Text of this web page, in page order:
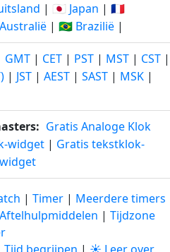
| 🇯🇵 Japan | 🇫🇷
| 🇧🇷 Brazilië |
GMT | CET | PST | MST | CST |
| JST | AEST | SAST | MSK |
Gratis Analoge Klok
widget | Gratis tekstklok-
| Timer | Meerdere timers
Aftelhulpmiddelen | Tijdzone